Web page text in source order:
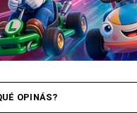
OPINÁS?